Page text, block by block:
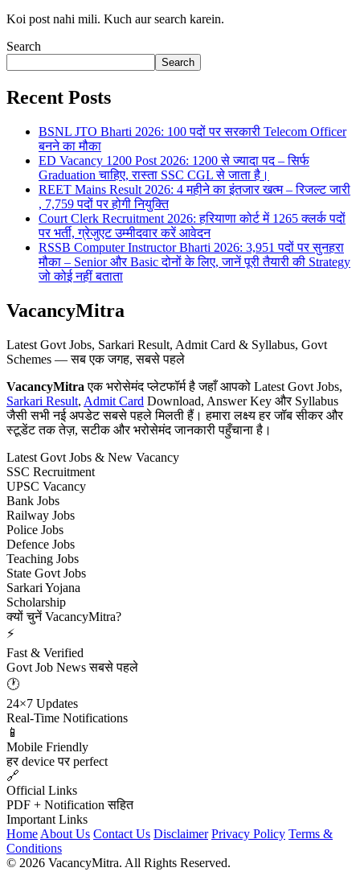
Koi post nahi mili. Kuch aur search karein.
Search
Search
Recent Posts
BSNL JTO Bharti 2026: 100 पदों पर सरकारी Telecom Officer
बनने का मौका
ED Vacancy 1200 Post 2026: 1200 से ज्यादा पद – सिर्फ
Graduation चाहिए, रास्ता SSC CGL से जाता है।
REET Mains Result 2026: 4 महीने का इंतजार खत्म – रिजल्ट जारी
, 7,759 पदों पर होगी नियुक्ति
Court Clerk Recruitment 2026: हरियाणा कोर्ट में 1265 क्लर्क पदों
पर भर्ती, ग्रेजुएट उम्मीदवार करें आवेदन
RSSB Computer Instructor Bharti 2026: 3,951 पदों पर सुनहरा
मौका – Senior और Basic दोनों के लिए, जानें पूरी तैयारी की Strategy
जो कोई नहीं बताता
VacancyMitra
Latest Govt Jobs, Sarkari Result, Admit Card & Syllabus, Govt
Schemes — सब एक जगह, सबसे पहले
VacancyMitra एक भरोसेमंद प्लेटफॉर्म है जहाँ आपको Latest Govt Jobs,
Sarkari Result, Admit Card Download, Answer Key और Syllabus
जैसी सभी नई अपडेट सबसे पहले मिलती हैं। हमारा लक्ष्य हर जॉब सीकर और
स्टूडेंट तक तेज़, सटीक और भरोसेमंद जानकारी पहुँचाना है।
Latest Govt Jobs & New Vacancy
SSC Recruitment
UPSC Vacancy
Bank Jobs
Railway Jobs
Police Jobs
Defence Jobs
Teaching Jobs
State Govt Jobs
Sarkari Yojana
Scholarship
क्यों चुनें VacancyMitra?
⚡
Fast & Verified
Govt Job News सबसे पहले
🕐
24×7 Updates
Real-Time Notifications
📱
Mobile Friendly
हर device पर perfect
🔗
Official Links
PDF + Notification सहित
Important Links
Home About Us Contact Us Disclaimer Privacy Policy Terms &
Conditions
© 2026 VacancyMitra. All Rights Reserved.